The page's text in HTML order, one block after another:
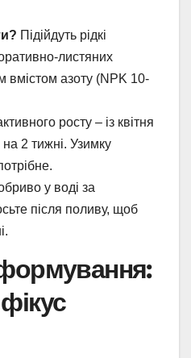
Підійдуть рідкі
листяних
вмістом азоту (NPK 10-
росту – із квітня
2 тижні. Узимку
у воді за
після поливу, щоб